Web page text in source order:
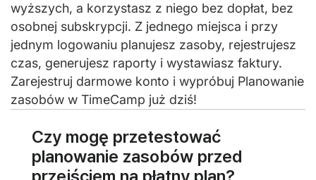
wyższych, a korzystasz z niego bez dopłat, bez
osobnej subskrypcji. Z jednego miejsca i przy
jednym logowaniu planujesz zasoby, rejestrujesz
czas, generujesz raporty i wystawiasz faktury.
Zarejestruj darmowe konto i wypróbuj Planowanie
zasobów w TimeCamp już dziś!
Czy mogę przetestować
planowanie zasobów przed